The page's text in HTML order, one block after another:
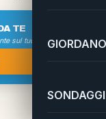
TE
sul tuo smartphone